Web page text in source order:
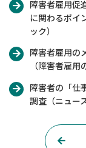
障害者雇用促
に関わるポイ
ック）
障害者雇用の
（障害者雇用
障害者の「仕
調査（ニュー